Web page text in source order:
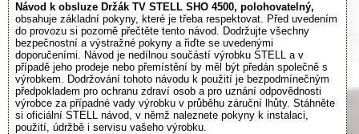
Návod k obsluze Držák TV STELL SHO 4500, polohovatelný,
obsahuje základní pokyny, které je třeba respektovat. Před uvedením
do provozu si pozorně přečtěte tento návod. Dodržujte všechny
bezpečnostní a výstražné pokyny a řiďte se uvedenými
doporučeními. Návod je nedílnou součástí výrobku STELL a v
případě jeho prodeje nebo přemístění by měl být předán společně s
výrobkem. Dodržování tohoto návodu k použití je bezpodmínečným
předpokladem pro ochranu zdraví osob a pro uznání odpovědnosti
výrobce za případné vady výrobku v průběhu záruční lhůty. Stáhněte
si oficiální STELL návod, v němž naleznete pokyny k instalaci,
použití, údržbě i servisu vašeho výrobku.